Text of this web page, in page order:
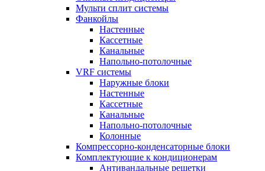
Мульти сплит системы
Фанкойлы
Настенные
Кассетные
Канальные
Напольно-потолочные
VRF системы
Наружные блоки
Настенные
Кассетные
Канальные
Напольно-потолочные
Колонные
Компрессорно-конденсаторные блоки
Комплектующие к кондиционерам
Антивандальные решетки